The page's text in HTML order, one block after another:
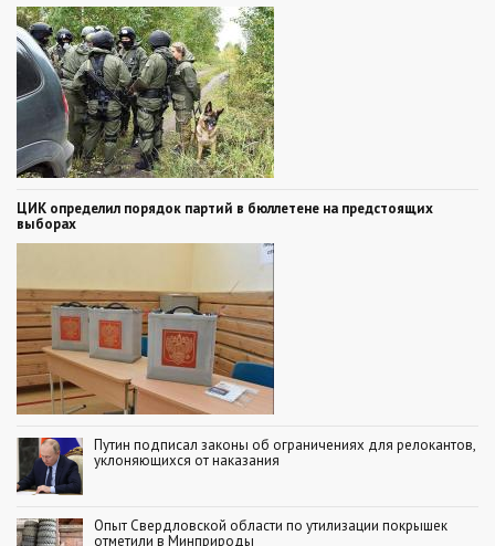
ЦИК определил порядок партий в бюллетене на предстоящих
выборах
Путин подписал законы об ограничениях для релокантов,
уклоняющихся от наказания
Опыт Свердловской области по утилизации покрышек
отметили в Минприроды